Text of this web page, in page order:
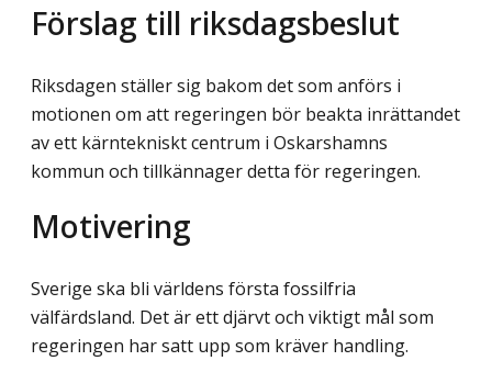
Förslag till riksdagsbeslut
Riksdagen ställer sig bakom det som anförs i
motionen om att regeringen bör beakta inrättandet
av ett kärntekniskt centrum i Oskarshamns
kommun och tillkännager detta för regeringen.
Motivering
Sverige ska bli världens första fossilfria
välfärdsland. Det är ett djärvt och viktigt mål som
regeringen har satt upp som kräver handling.